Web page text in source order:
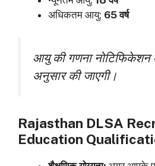
अधिकतम आयु: 65 वर्ष
आयु की गणना नोटिफिकेशन
अनुसार की जाएगी।
Rajasthan DLSA
Education